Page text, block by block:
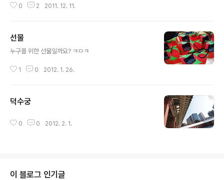
0 2 2011. 12. 11.
선물
누구를 위한 선물일까요? ㅋㅁㅋ
1 0 2012. 1. 26.
덕수궁
0 0 2012. 2. 1.
이 블로그 인기글